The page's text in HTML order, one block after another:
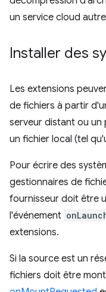
un service cloud
Installer des
Les extensions
de fichiers à partir
serveur distant ou un
un fichier local (tel
Pour écrire des
gestionnaires de
fournisseur doit être
l'événement
extensions.
Si la source est un
fichiers doit être